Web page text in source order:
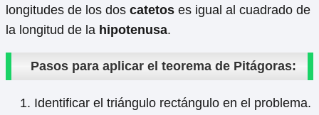
longitudes de los dos catetos es igual al cuadrado de
la longitud de la hipotenusa.
Pasos para aplicar el teorema de Pitágoras:
Identificar el triángulo rectángulo en el problema.